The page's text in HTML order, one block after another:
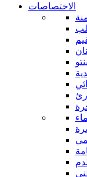
الاختصاصات